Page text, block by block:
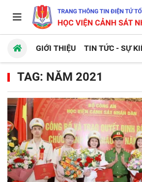
GIỚI THIỆU TIN TỨC - SỰ
TAG: NĂM 2021